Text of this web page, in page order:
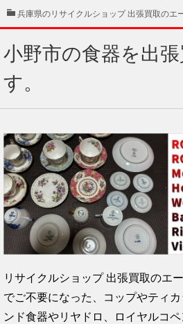
兵庫県のリサイクルショップ 出張買取のエ
小野市の食器を出
す。
リサイクルショップ 出張買取のエ
でご不要になった、コップやティ
ンド食器やリヤドロ、ロイヤルコ